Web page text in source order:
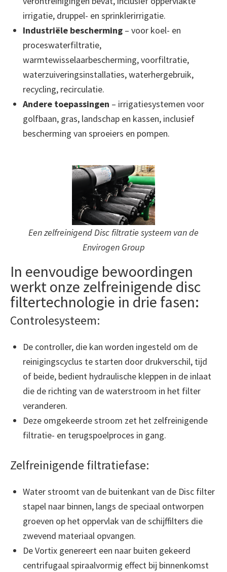
irrigatie, druppel- en sprinklerirrigatie.
Industriële bescherming – voor koel- en
proceswaterfiltratie,
warmtewisselaarbescherming, voorfiltratie,
waterzuiveringsinstallaties, waterhergebruik,
recycling, recirculatie.
Andere toepassingen – irrigatiesystemen voor
golfbaan, gras, landschap en kassen, inclusief
bescherming van sproeiers en pompen.
Een zelfreinigend Disc filtratie systeem van de
Envirogen Group
In eenvoudige bewoordingen
werkt onze zelfreinigende disc
filtertechnologie in drie fasen:
Controlesysteem:
De controller, die kan worden ingesteld om de
reinigingscyclus te starten door drukverschil, tijd
of beide, bedient hydraulische kleppen in de inlaat
die de richting van de waterstroom in het filter
veranderen.
Deze omgekeerde stroom zet het zelfreinigende
filtratie- en terugspoelproces in gang.
Zelfreinigende filtratiefase:
Water stroomt van de buitenkant van de Disc filter
stapel naar binnen, langs de speciaal ontworpen
groeven op het oppervlak van de schijffilters die
zwevend materiaal opvangen.
De Vortix genereert een naar buiten gekeerd
centrifugaal spiraalvormig effect bij binnenkomst